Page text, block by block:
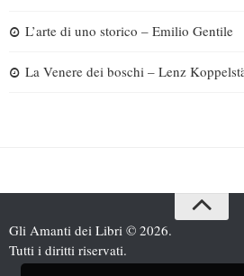
L’arte di uno storico – Emilio Gentile
La Venere dei boschi – Lenz
Recensioni
Gli Amanti dei Libri © 2026.
Tutti i diritti riservati.